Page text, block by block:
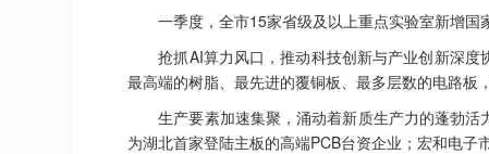
一季度，全市15家省级及以上重点实验室新增国
抢抓AI算力风口，推动科技创新与产业创新深度
最高端的树脂、最先进的覆铜板、最多层数的电路板
生产要素加速集聚，涌动着新质生产力的蓬勃活
为湖北首家登陆主板的高端PCB台资企业；宏和电子